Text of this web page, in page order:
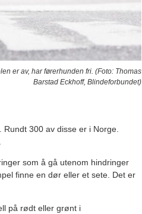
er av, har førerhunden fri. (Foto: Thomas
Barstad Eckhoff, Blindeforbundet)
300 av disse er i Norge.
som å gå utenom hindringer
finne en dør eller et sete. Det er
på rødt eller grønt i